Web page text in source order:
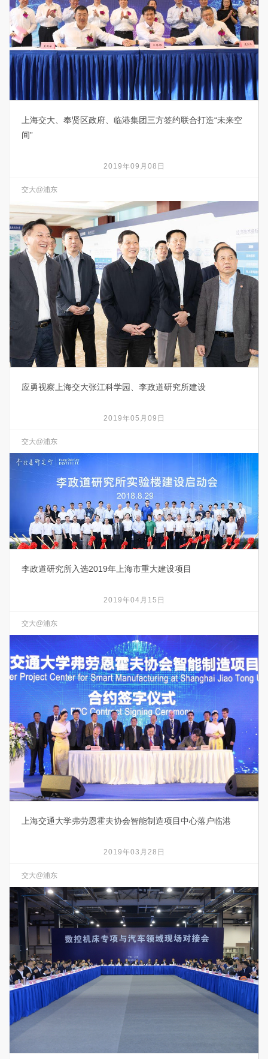
上海交大、奉贤区政府、临港集团三方签约联合打造“未来空
间”
2019年09月08日
交大@浦东
应勇视察上海交大张江科学园、李政道研究所建设
2019年05月09日
交大@浦东
李政道研究所入选2019年上海市重大建设项目
2019年04月15日
交大@浦东
上海交通大学弗劳恩霍夫协会智能制造项目中心落户临港
2019年03月28日
交大@浦东